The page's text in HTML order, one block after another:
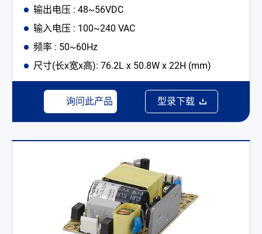
输出电压 : 48~56VDC
输入电压 : 100~240 VAC
频率 : 50~60Hz
尺寸(长x宽x高): 76.2L x 50.8W x 22H (mm)
询问此产品 型录下载